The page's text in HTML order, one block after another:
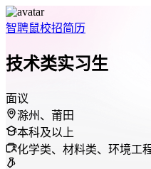
智聘鼠校招简历
技术类实习生
面议
滁州、莆田
本科及以上
化学类、材料类、环境工